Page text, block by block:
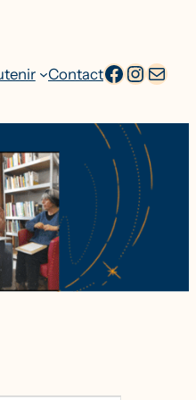
Contactfacebook
Adresse